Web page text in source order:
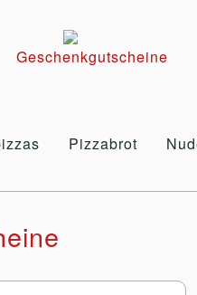
Geschenkgutscheine
Pizzabrot